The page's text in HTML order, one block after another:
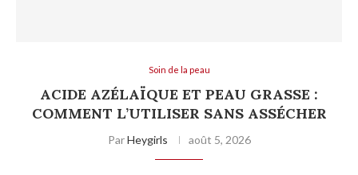
Soin de la peau
ACIDE AZÉLAÏQUE ET PEAU GRASSE :
COMMENT L’UTILISER SANS ASSÉCHER
ParHeygirls août 5, 2026